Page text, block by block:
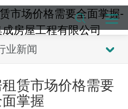
业新闻
赁市场价格需要
掌握